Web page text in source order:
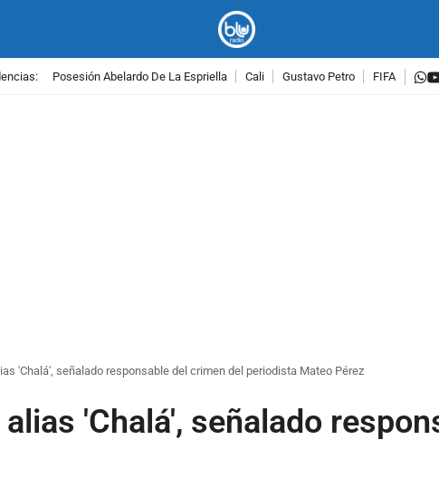
Posesión Abelardo De La Espriella Cali Gustavo Petro FIFA
'Chalá', señalado responsable del crimen del periodista Mateo Pérez
'Chalá', señalado